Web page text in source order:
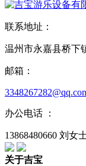
联系地址：
温州市永嘉县桥下
邮箱：
办公电话 ：
13868480660 刘女
关于吉宝